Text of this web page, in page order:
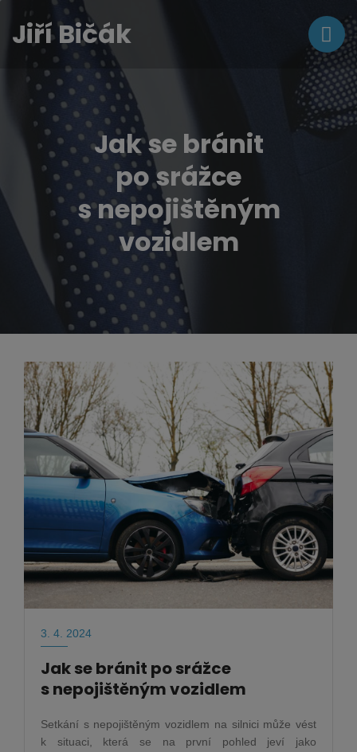
Jiří Bičák
Jak se bránit
po srážce
s nepojištěným
vozidlem
3. 4. 2024
Jak se bránit po srážce
s nepojištěným vozidlem
Setkání s nepojištěným vozidlem na silnici může vést
k situaci, která se na první pohled jeví jako